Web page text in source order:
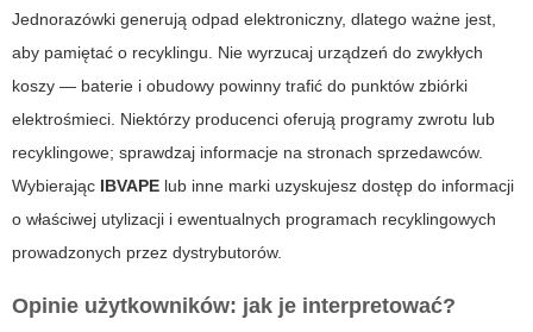
Jednorazówki generują odpad elektroniczny, dlatego ważne jest,
aby pamiętać o recyklingu. Nie wyrzucaj urządzeń do zwykłych
koszy — baterie i obudowy powinny trafić do punktów zbiórki
elektrośmieci. Niektórzy producenci oferują programy zwrotu lub
recyklingowe; sprawdzaj informacje na stronach sprzedawców.
Wybierając IBVAPE lub inne marki uzyskujesz dostęp do informacji
o właściwej utylizacji i ewentualnych programach recyklingowych
prowadzonych przez dystrybutorów.
Opinie użytkowników: jak je interpretować?